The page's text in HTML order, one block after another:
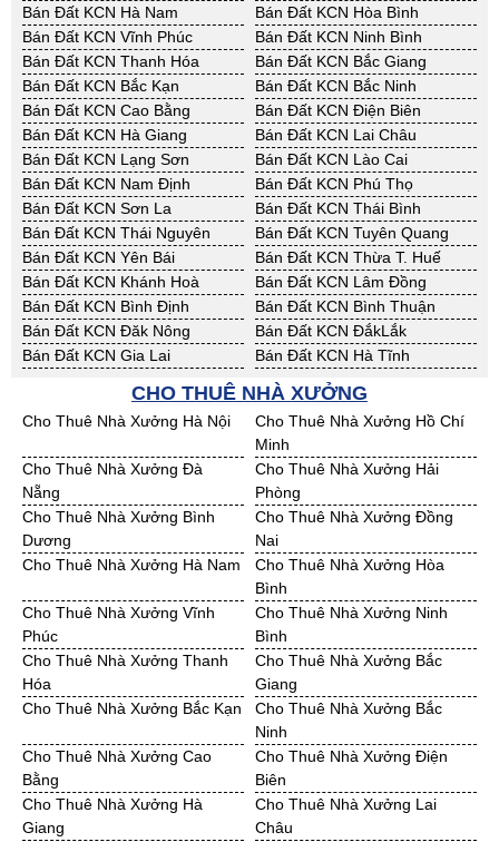
Bán Đất KCN Hà Nam
Bán Đất KCN Hòa Bình
Bán Đất KCN Vĩnh Phúc
Bán Đất KCN Ninh Bình
Bán Đất KCN Thanh Hóa
Bán Đất KCN Bắc Giang
Bán Đất KCN Bắc Kạn
Bán Đất KCN Bắc Ninh
Bán Đất KCN Cao Bằng
Bán Đất KCN Điện Biên
Bán Đất KCN Hà Giang
Bán Đất KCN Lai Châu
Bán Đất KCN Lạng Sơn
Bán Đất KCN Lào Cai
Bán Đất KCN Nam Định
Bán Đất KCN Phú Thọ
Bán Đất KCN Sơn La
Bán Đất KCN Thái Bình
Bán Đất KCN Thái Nguyên
Bán Đất KCN Tuyên Quang
Bán Đất KCN Yên Bái
Bán Đất KCN Thừa T. Huế
Bán Đất KCN Khánh Hoà
Bán Đất KCN Lâm Đồng
Bán Đất KCN Bình Định
Bán Đất KCN Bình Thuận
Bán Đất KCN Đăk Nông
Bán Đất KCN ĐắkLắk
Bán Đất KCN Gia Lai
Bán Đất KCN Hà Tĩnh
Bán Đất KCN Nghệ An
Bán Đất KCN Ninh Thuận
Bán Đất KCN Phú Yên
Bán Đất KCN Quảng Bình
Bán Đất KCN Quảng Nam
Bán Đất KCN Quảng Ngãi
Bán Đất KCN Bà Rịa - VT
Bán Đất KCN Cần Thơ
Bán Đất KCN An Giang
Bán Đất KCN Bạc Liêu
Bán Đất KCN Bến Tre
Bán Đất KCN Bình Phước
Bán Đất KCN Cà Mau
Bán Đất KCN Đồng Tháp
Bán Đất KCN Hậu Giang
Bán Đất KCN Kiên Giang
Bán Đất KCN Long An
Bán Đất KCN Sóc Trăng
Bán Đất KCN Tây Ninh
Bán Đất KCN Tiền Giang
Bán Đất KCN Trà Vinh
Bán Đất KCN Vĩnh Long
Bán Đất KCN Hải Dương
Bán Đất KCN Hưng Yên
Bán Đất KCN Quảng Ninh
CHO THUÊ NHÀ XƯỞNG
Cho Thuê Nhà Xưởng Hà Nội
Cho Thuê Nhà Xưởng Hồ Chí
Minh
Cho Thuê Nhà Xưởng Đà
Nẵng
Cho Thuê Nhà Xưởng Hải
Phòng
Cho Thuê Nhà Xưởng Bình
Dương
Cho Thuê Nhà Xưởng Đồng
Nai
Cho Thuê Nhà Xưởng Hà Nam
Cho Thuê Nhà Xưởng Hòa
Bình
Cho Thuê Nhà Xưởng Vĩnh
Phúc
Cho Thuê Nhà Xưởng Ninh
Bình
Cho Thuê Nhà Xưởng Thanh
Hóa
Cho Thuê Nhà Xưởng Bắc
Giang
Cho Thuê Nhà Xưởng Bắc Kạn
Cho Thuê Nhà Xưởng Bắc
Ninh
Cho Thuê Nhà Xưởng Cao
Bằng
Cho Thuê Nhà Xưởng Điện
Biên
Cho Thuê Nhà Xưởng Hà
Giang
Cho Thuê Nhà Xưởng Lai
Châu